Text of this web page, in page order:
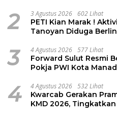
2 3 Agustus 2026 602 Lihat
PETI Kian Marak !
Tanoyan Diduga
3 4 Agustus 2026 577 Lihat
Forward Sulut Resmi
Pokja PWI Kota
4 4 Agustus 2026 532 Lihat
Kwarcab Gerakan
KMD 2026,